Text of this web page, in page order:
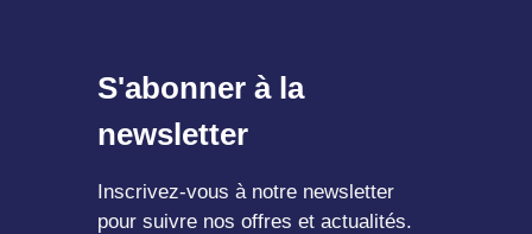
S'abonner à la
newsletter
Inscrivez-vous à notre newsletter
pour suivre nos offres et actualités.